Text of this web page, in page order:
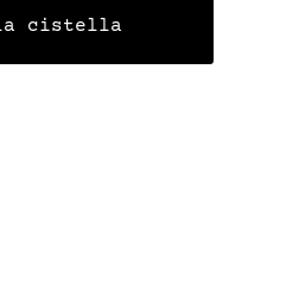
cistella